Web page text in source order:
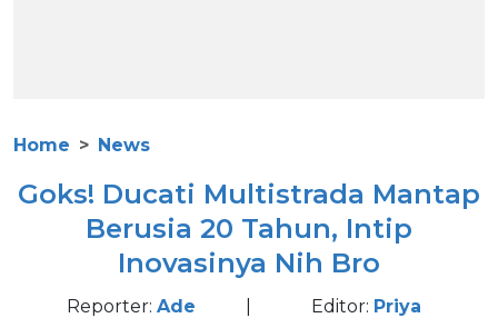
Home News
Goks! Ducati Multistrada Mantap
Berusia 20 Tahun, Intip
Inovasinya Nih Bro
Reporter: Ade
Editor: Priya